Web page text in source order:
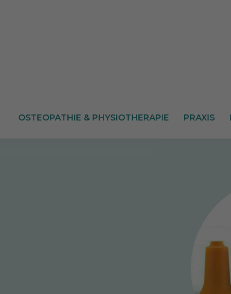
OSTEOPATHIE & PHYSIOTHERAPIE PRAXIS